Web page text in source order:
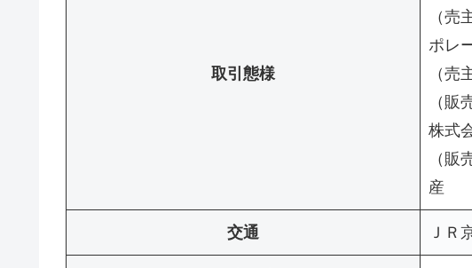
取引態様
（売
ポレ
（売
（販
株式
（販
産
交通 ＪＲ